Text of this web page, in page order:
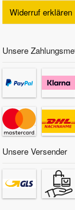
Widerruf erklären
Unsere
Unsere Versender